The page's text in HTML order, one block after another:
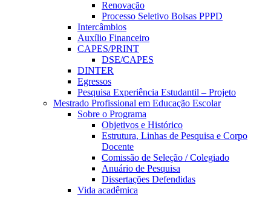
Renovação
Processo Seletivo Bolsas PPPD
Intercâmbios
Auxílio Financeiro
CAPES/PRINT
DSE/CAPES
DINTER
Egressos
Pesquisa Experiência Estudantil – Projeto
Mestrado Profissional em Educação Escolar
Sobre o Programa
Objetivos e Histórico
Estrutura, Linhas de Pesquisa e Corpo
Docente
Comissão de Seleção / Colegiado
Anuário de Pesquisa
Dissertações Defendidas
Vida acadêmica